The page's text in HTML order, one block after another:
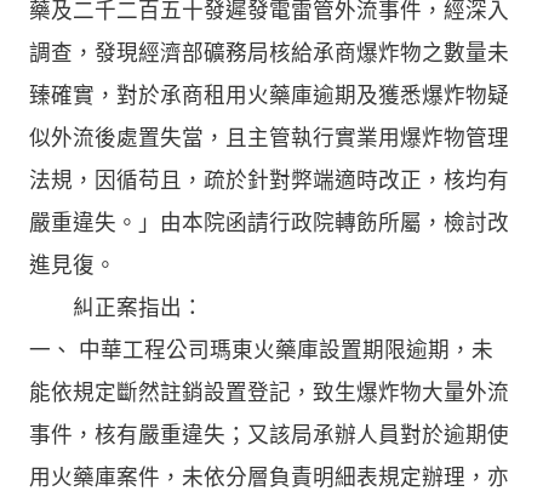
藥及二千二百五十發遲發電雷管外流事件，經深入
調查，發現經濟部礦務局核給承商爆炸物之數量未
臻確實，對於承商租用火藥庫逾期及獲悉爆炸物疑
似外流後處置失當，且主管執行實業用爆炸物管理
法規，因循苟且，疏於針對弊端適時改正，核均有
嚴重違失。」由本院函請行政院轉飭所屬，檢討改
進見復。
糾正案指出：
一、 中華工程公司瑪東火藥庫設置期限逾期，未
能依規定斷然註銷設置登記，致生爆炸物大量外流
事件，核有嚴重違失；又該局承辦人員對於逾期使
用火藥庫案件，未依分層負責明細表規定辦理，亦